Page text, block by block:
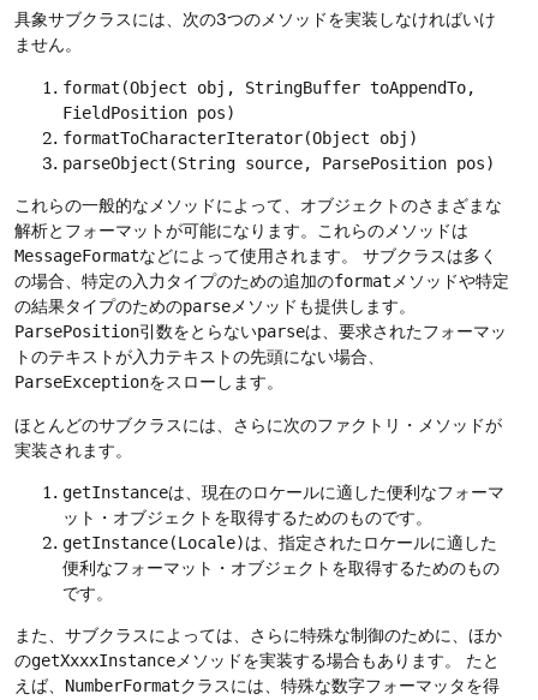
具象サブクラスには、次の3つのメソッドを実装しなければいけ
ません。
format(Object obj, StringBuffer toAppendTo,
FieldPosition pos)
formatToCharacterIterator(Object obj)
parseObject(String source, ParsePosition pos)
これらの一般的なメソッドによって、オブジェクトのさまざまな
解析とフォーマットが可能になります。これらのメソッドは
MessageFormatなどによって使用されます。
サブクラスは多く
の場合、特定の入力タイプのための追加のformatメソッドや特定
の結果タイプのためのparseメソッドも提供します。
ParsePosition引数をとらないparseは、要求されたフォーマッ
トのテキストが入力テキストの先頭にない場合、
ParseExceptionをスローします。
ほとんどのサブクラスには、さらに次のファクトリ・メソッドが
実装されます。
getInstanceは、現在のロケールに適した便利なフォーマ
ット・オブジェクトを取得するためのものです。
getInstance(Locale)は、指定されたロケールに適した
便利なフォーマット・オブジェクトを取得するためのもの
です。
また、サブクラスによっては、さらに特殊な制御のために、ほか
のgetXxxxInstanceメソッドを実装する場合もあります。
たと
えば、 NumberFormatクラスには、特殊な数字フォーマッタを得